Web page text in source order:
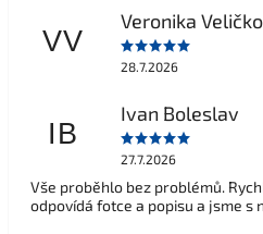
VV
Veronika
28.7.2026
IB
Ivan Boleslav
27.7.2026
Vše proběhlo bez problémů.
odpovídá fotce a popisu a jsme s